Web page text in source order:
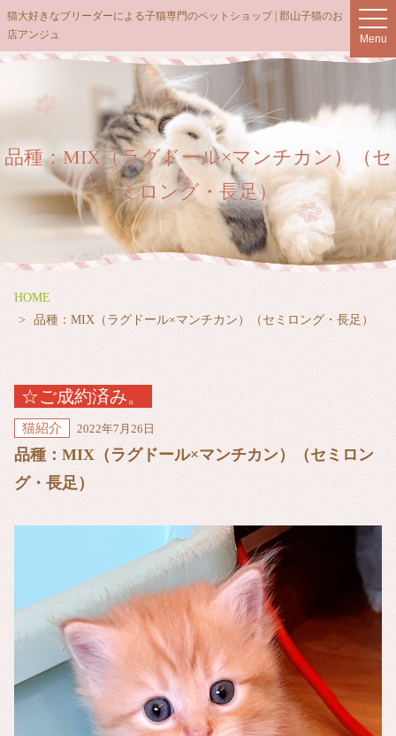
t
o
g
a
v
i
g
a
t
Menu
猫大好きなブリーダーによる子猫専門のペットショップ | 郡山子猫のお
店アンジュ
品種：MIX（ラグドール×マンチカン）（セ
ミロング・長足）
HOME
品種：MIX（ラグドール×マンチカン）（セミロング・長足）
☆ご成約済み。
猫紹介 2022年7月26日
品種：MIX（ラグドール×マンチカン）（セミロン
グ・長足）